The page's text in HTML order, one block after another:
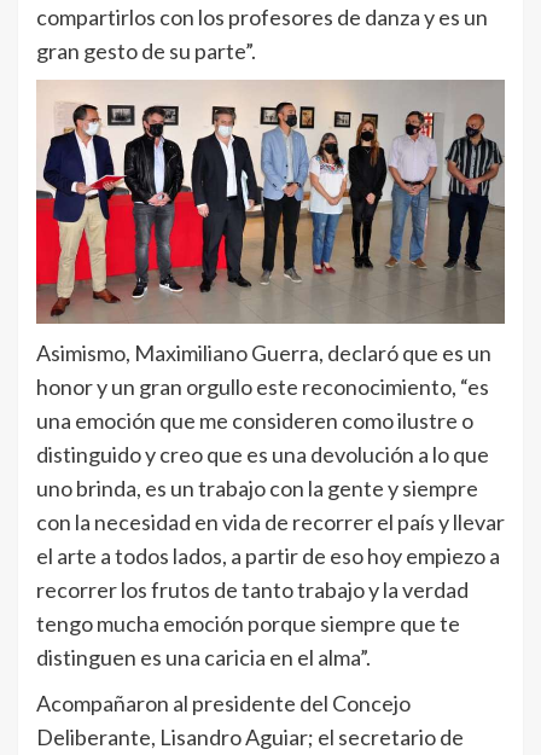
compartirlos con los profesores de danza y es un
gran gesto de su parte”.
Asimismo, Maximiliano Guerra, declaró que es un
honor y un gran orgullo este reconocimiento, “es
una emoción que me consideren como ilustre o
distinguido y creo que es una devolución a lo que
uno brinda, es un trabajo con la gente y siempre
con la necesidad en vida de recorrer el país y llevar
el arte a todos lados, a partir de eso hoy empiezo a
recorrer los frutos de tanto trabajo y la verdad
tengo mucha emoción porque siempre que te
distinguen es una caricia en el alma”.
Acompañaron al presidente del Concejo
Deliberante, Lisandro Aguiar; el secretario de